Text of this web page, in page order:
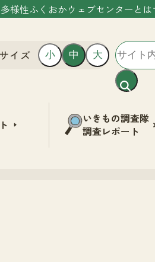
様性ふくおかウェブセンターとは
イズ 小 中 大
いきもの調査隊
調査レポート